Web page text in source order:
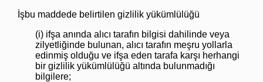
İşbu maddede belirtilen gizlilik yükümlülüğü
(i) ifşa anında alıcı tarafın bilgisi dahilinde veya
zilyetliğinde bulunan, alıcı tarafın meşru yollarla
edinmiş olduğu ve ifşa eden tarafa karşı herhangi
bir gizlilik yükümlülüğü altında bulunmadığı
bilgilere;